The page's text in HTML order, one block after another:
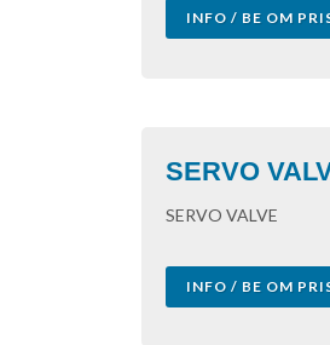
INFO / BE OM
SERVO
SERVO VALVE
INFO / BE OM